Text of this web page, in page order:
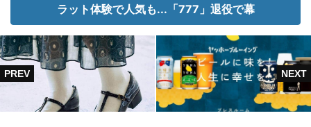
ラット体験で人気も...「777」退役で幕